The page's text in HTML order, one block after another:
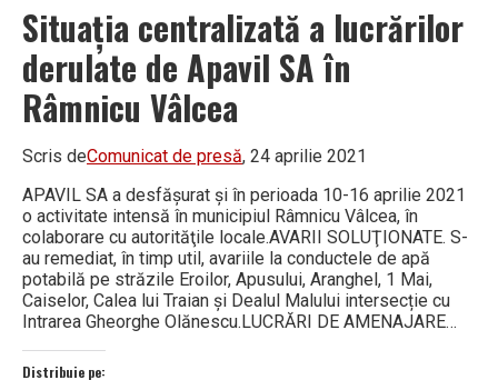
Situaţia centralizată a lucrărilor
derulate de Apavil SA în
Râmnicu Vâlcea
Scris deComunicat de presă, 24 aprilie 2021
APAVIL SA a desfăşurat şi în perioada 10-16 aprilie 2021
o activitate intensă în municipiul Râmnicu Vâlcea, în
colaborare cu autorităţile locale.AVARII SOLUŢIONATE. S-
au remediat, în timp util, avariile la conductele de apă
potabilă pe străzile Eroilor, Apusului, Aranghel, 1 Mai,
Caiselor, Calea lui Traian și Dealul Malului intersecție cu
Intrarea Gheorghe Olănescu.LUCRĂRI DE AMENAJARE…
Distribuie pe: